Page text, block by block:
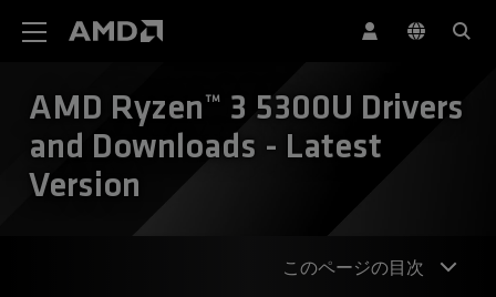
AMD Ryzen™ 3 5300U Drivers
and Downloads - Latest
Version
このページの目次